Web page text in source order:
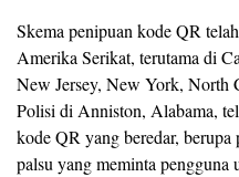
Skema penipuan kode QR
Amerika Serikat, terutama di
New Jersey, New York, North
Polisi di Anniston, Alabama,
kode QR yang beredar,
palsu yang meminta